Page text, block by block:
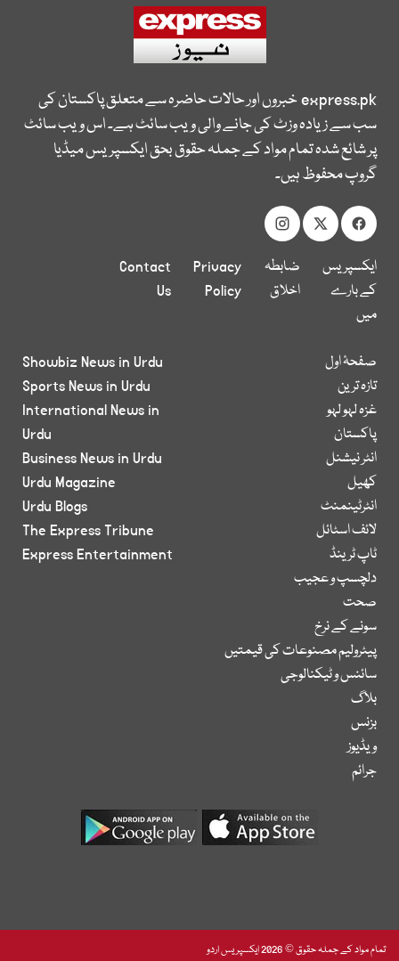
express.pkخبروں اور حالات حاضرہ سے متعلق پاکستان کی
سب سے زیادہ وزٹ کی جانے والی ویب سائٹ ہے۔ اس ویب سائٹ
پر شائع شدہ تمام مواد کے جملہ حقوق بحق ایکسپریس میڈیا
گروپ محفوظ ہیں۔
ایکسپریس
کے بارے
میں
ضابطہ
اخلاق
Privacy
Policy
Contact
Us
صفحۂ اول
تازہ ترین
غزہ لہو لہو
پاکستان
انٹر نیشنل
کھیل
انٹرٹینمنٹ
لائف اسٹائل
ٹاپ ٹرینڈ
دلچسپ و عجیب
صحت
سونے کے نرخ
پیٹرولیم مصنوعات کی قیمتیں
سائنس و ٹیکنالوجی
بلاگ
بزنس
ویڈیوز
جرائم
Showbiz News in Urdu
Sports News in Urdu
International News in
Urdu
Business News in Urdu
Urdu Magazine
Urdu Blogs
The Express Tribune
Express Entertainment
تمام مواد کے جملہ حقوق © 2026 ایکسپریس اردو